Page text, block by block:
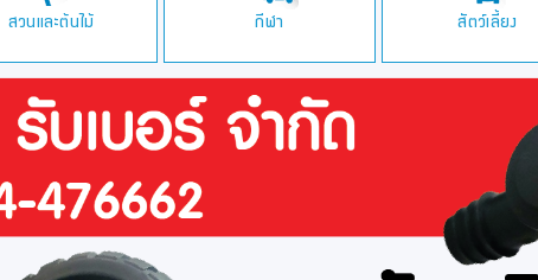
สวนและต้นไม้ กีฬา สัตว์เลี้ยง